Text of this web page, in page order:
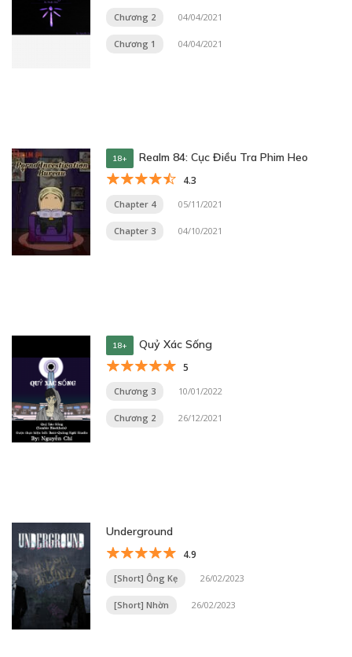
Chương 2 04/04/2021
Chương 1 04/04/2021
18+ Realm 84: Cục Điều Tra Phim Heo
4.3
Chapter 4 05/11/2021
Chapter 3 04/10/2021
18+ Quỷ Xác Sống
5
Chương 3 10/01/2022
Chương 2 26/12/2021
Underground
4.9
[Short] Ông Kẹ 26/02/2023
[Short] Nhờn 26/02/2023